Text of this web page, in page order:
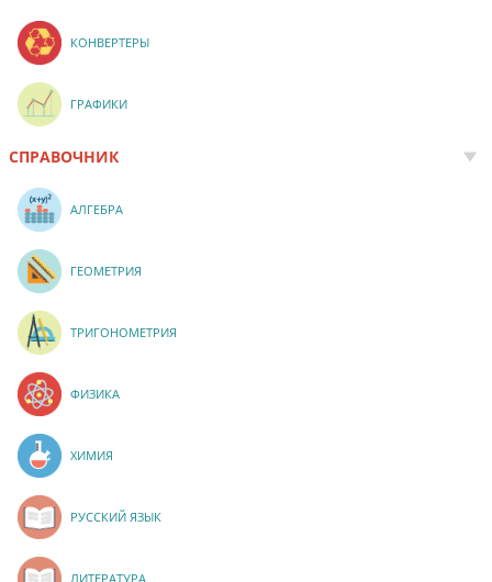
КОНВЕРТЕРЫ
ГРАФИКИ
СПРАВОЧНИК
АЛГЕБРА
ГЕОМЕТРИЯ
ТРИГОНОМЕТРИЯ
ФИЗИКА
ХИМИЯ
РУССКИЙ ЯЗЫК
ЛИТЕРАТУРА